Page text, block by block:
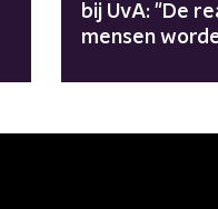
bij UvA: "De
mensen